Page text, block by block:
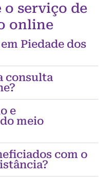
o serviço de
online
Piedade dos
consulta
e
meio
com o